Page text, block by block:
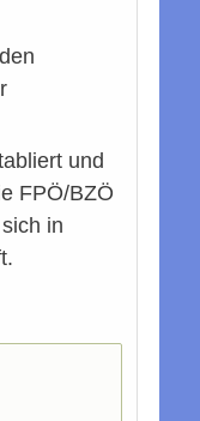
und
FPÖ/BZÖ
in